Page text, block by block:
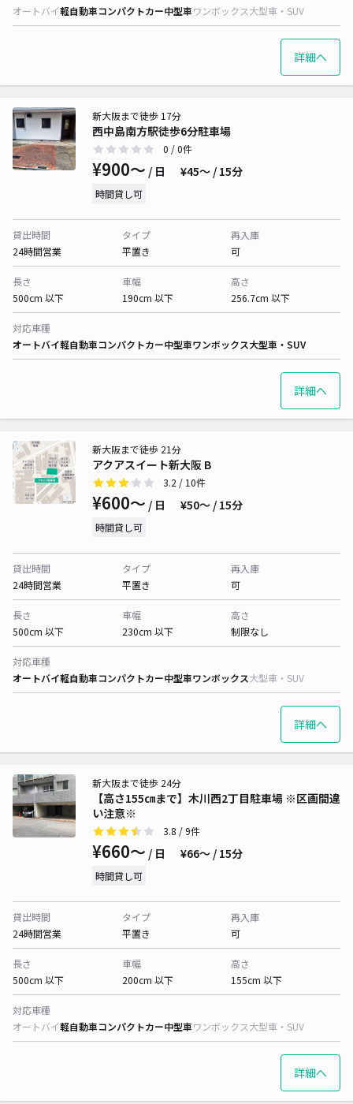
オートバイ軽自動車コンパクトカー中型車ワンボックス大型車・SUV
詳細へ
西中島南方駅徒歩6分駐車場
新大阪まで徒歩 17分
0 / 0件
¥900〜 / 日 ¥45〜 / 15分
時間貸し可
貸出時間
24時間営業
タイプ
平置き
再入庫
可
長さ
500cm 以下
車幅
190cm 以下
高さ
256.7cm 以下
対応車種
オートバイ軽自動車コンパクトカー中型車ワンボックス大型車・SUV
詳細へ
アクアスイート新大阪 B
新大阪まで徒歩 21分
3.2 / 10件
¥600〜 / 日 ¥50〜 / 15分
時間貸し可
貸出時間
24時間営業
タイプ
平置き
再入庫
可
長さ
500cm 以下
車幅
230cm 以下
高さ
制限なし
対応車種
オートバイ軽自動車コンパクトカー中型車ワンボックス大型車・SUV
詳細へ
【高さ155㎝まで】木川西2丁目駐車場 ※区画間違
い注意※
新大阪まで徒歩 24分
3.8 / 9件
¥660〜 / 日 ¥66〜 / 15分
時間貸し可
貸出時間
24時間営業
タイプ
平置き
再入庫
可
長さ
500cm 以下
車幅
200cm 以下
高さ
155cm 以下
対応車種
オートバイ軽自動車コンパクトカー中型車ワンボックス大型車・SUV
詳細へ